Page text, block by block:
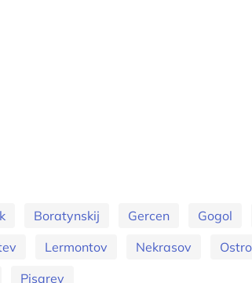
Boratynskij Gercen Gogol
Lermontov Nekrasov
Pisarev